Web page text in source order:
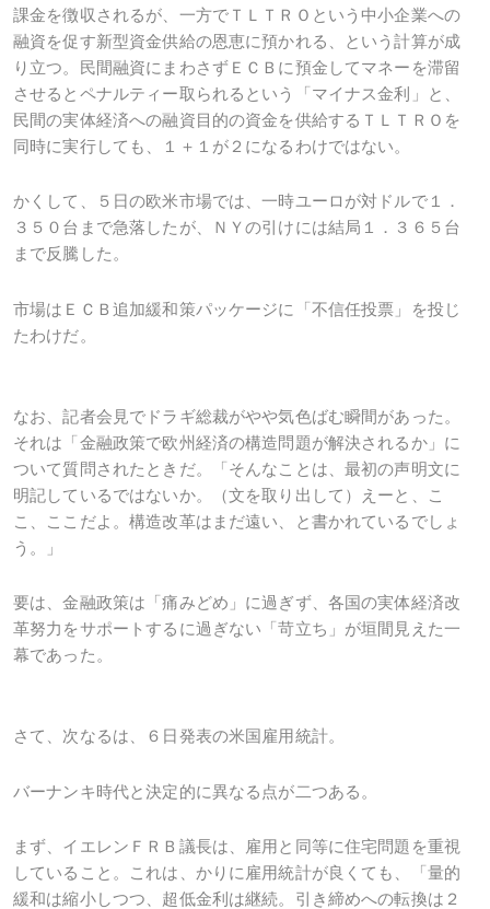
課金を徴収されるが、一方でＴＬＴＲＯという中小企業への
融資を促す新型資金供給の恩恵に預かれる、という計算が成
り立つ。民間融資にまわさずＥＣＢに預金してマネーを滞留
させるとペナルティー取られるという「マイナス金利」と、
民間の実体経済への融資目的の資金を供給するＴＬＴＲＯを
同時に実行しても、１＋１が２になるわけではない。
かくして、５日の欧米市場では、一時ユーロが対ドルで１．
３５０台まで急落したが、ＮＹの引けには結局１．３６５台
まで反騰した。
市場はＥＣＢ追加緩和策パッケージに「不信任投票」を投じ
たわけだ。
なお、記者会見でドラギ総裁がやや気色ばむ瞬間があった。
それは「金融政策で欧州経済の構造問題が解決されるか」に
ついて質問されたときだ。「そんなことは、最初の声明文に
明記しているではないか。（文を取り出して）えーと、こ
こ、ここだよ。構造改革はまだ遠い、と書かれているでしょ
う。」
要は、金融政策は「痛みどめ」に過ぎず、各国の実体経済改
革努力をサポートするに過ぎない「苛立ち」が垣間見えた一
幕であった。
さて、次なるは、６日発表の米国雇用統計。
バーナンキ時代と決定的に異なる点が二つある。
まず、イエレンＦＲＢ議長は、雇用と同等に住宅問題を重視
していること。これは、かりに雇用統計が良くても、「量的
緩和は縮小しつつ、超低金利は継続。引き締めへの転換は２